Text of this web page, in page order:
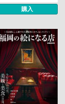
購入